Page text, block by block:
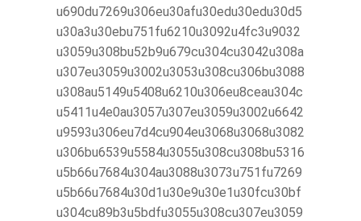
u690du7269u306eu30afu30edu30edu30d5
u30a3u30ebu751fu6210u3092u4fc3u9032
u3059u308bu52b9u679cu304cu3042u308a
u307eu3059u3002u3053u308cu306bu3088
u308au5149u5408u6210u306eu8ceau304c
u5411u4e0au3057u307eu3059u3002u6642
u9593u306eu7d4cu904eu3068u3068u3082
u306bu6539u5584u3055u308cu308bu5316
u5b66u7684u304au3088u3073u751fu7269
u5b66u7684u30d1u30e9u30e1u30fcu30bf
u304cu89b3u5bdfu3055u308cu307eu3059